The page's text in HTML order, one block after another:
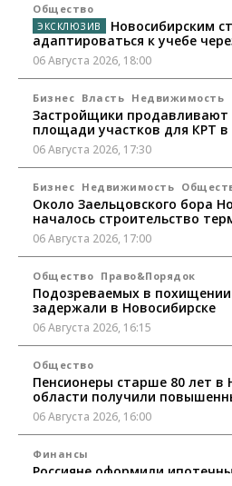
Общество
Новосибирским
адаптироваться к учебе
06 Августа 2026, 18:00
Бизнес Власть Недвижимость
Застройщики продавливают
площади участков для КРТ в
06 Августа 2026, 17:30
Бизнес Недвижимость
Около Заельцовского бора
началось строительство
06 Августа 2026, 17:00
Общество Право&Порядок
Подозреваемых в похищении
задержали в Новосибирске
06 Августа 2026, 16:15
Общество
Пенсионеры старше 80 лет в
области получили
06 Августа 2026, 16:00
Финансы
Россияне оформили